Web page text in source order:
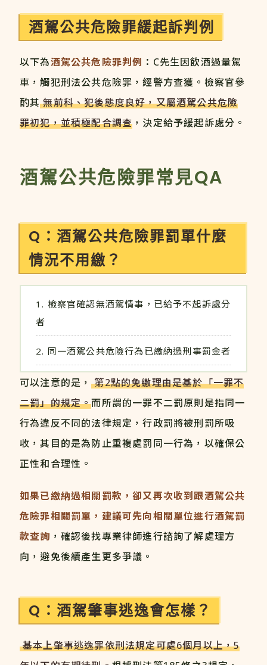
酒駕公共危險罪緩起訴判例
以下為酒駕公共危險罪判例 ：C先生因飲酒過量駕
車，觸犯刑法公共危險罪，經警方查獲。檢察官參
酌其 無前科、犯後態度良好，又屬酒駕公共危險
罪初犯，並積極配合調查 ，決定給予緩起訴處分。
酒駕公共危險罪常見QA
Q：酒駕公共危險罪罰單什麼
情況不用繳？
檢察官確認無酒駕情事，已給予不起訴處分
者
同一酒駕公共危險行為已繳納過刑事罰金者
可以注意的是， 第2點的免繳理由是基於「一罪不
二罰」的規定。而所謂的一罪不二罰原則是指同一
行為違反不同的法律規定，行政罰將被刑罰所吸
收，其目的是為防止重複處罰同一行為，以確保公
正性和合理性。
如果已繳納過相關罰款，卻又再次收到跟酒駕公共
危險罪相關罰單，建議可先向相關單位進行酒駕罰
款查詢 ，確認後找專業律師進行諮詢了解處理方
向，避免後續產生更多爭議。
Q：酒駕肇事逃逸會怎樣？
基本上肇事逃逸罪依刑法規定可處6個月以上，5